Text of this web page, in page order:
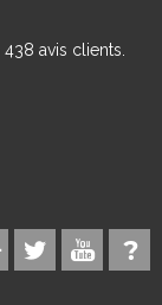
438 avis clients.